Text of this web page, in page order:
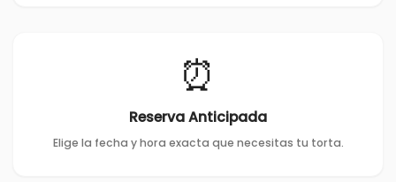
⏰
Reserva Anticipada
Elige la fecha y hora exacta que necesitas tu torta.